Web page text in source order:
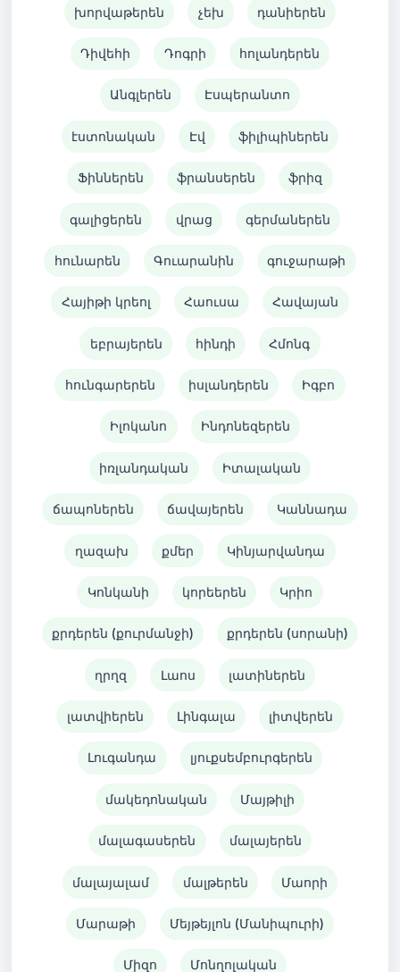
խորվաթերեն չեխ դանիերեն
Դիվեհի Դոգրի հոլանդերեն
Անգլերեն Էսպերանտո
էստոնական Էվ ֆիլիպիներեն
Ֆիններեն ֆրանսերեն ֆրիզ
գալիցերեն վրաց գերմաներեն
հունարեն Գուարանին գուջարաթի
Հայիթի կրեոլ Հաուսա Հավայան
եբրայերեն հինդի Հմոնգ
հունգարերեն իսլանդերեն Իգբո
Իլոկանո Ինդոնեզերեն
իռլանդական Իտալական
ճապոներեն ճավայերեն Կաննադա
ղազախ քմեր Կինյարվանդա
Կոնկանի կորեերեն Կրիո
քրդերեն (քուրմանջի) քրդերեն (սորանի)
ղրղզ Լաոս լատիներեն
լատվիերեն Լինգալա լիտվերեն
Լուգանդա լյուքսեմբուրգերեն
մակեդոնական Մայթիլի
մալագասերեն մալայերեն
մալայալամ մալթերեն Մաորի
Մարաթի Մեյթեյլոն (Մանիպուրի)
Միզո Մոնղոլական